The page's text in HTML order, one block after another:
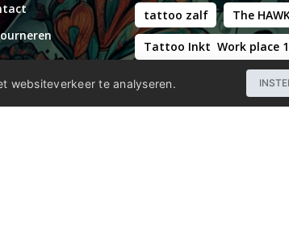
tattoo zalf The
Tattoo Inkt Work place
Hustle Butter Deluxe
Professional -
websiteverkeer te analyseren.